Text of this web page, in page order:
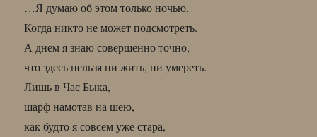
…Я думаю об этом только ночью,
Когда никто не может подсмотреть.
А днем я знаю совершенно точно,
что здесь нельзя ни жить, ни умереть.
Лишь в Час Быка,
шарф намотав на шею,
как будто я совсем уже стара,